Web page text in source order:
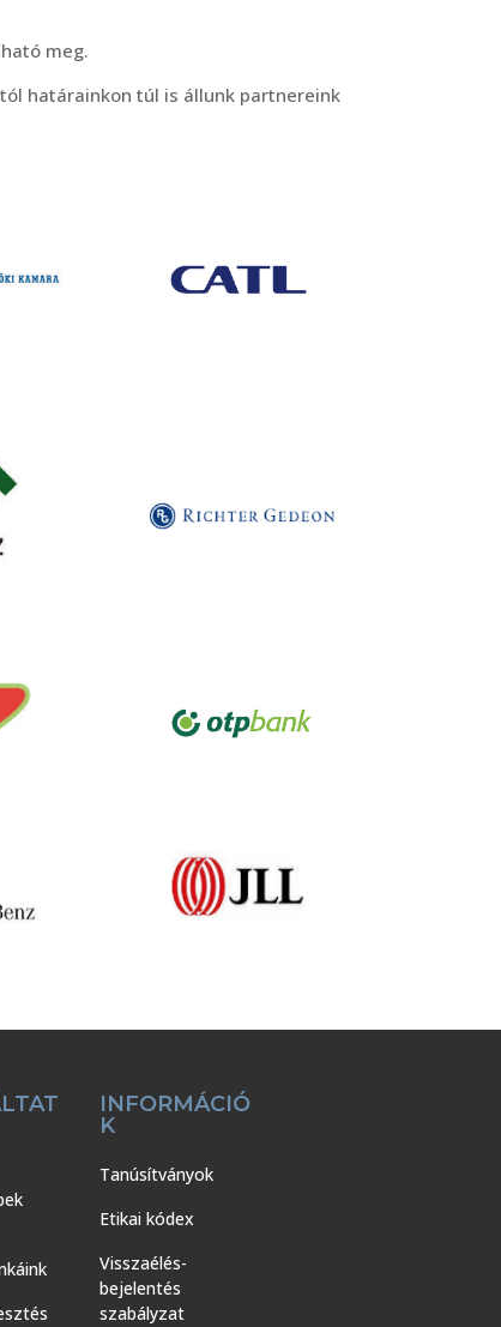
meg.
határainkon túl is állunk partnereink
INFORMÁCIÓ
K
Tanúsítványok
Etikai kódex
Visszaélés-
bejelentés
szabályzat